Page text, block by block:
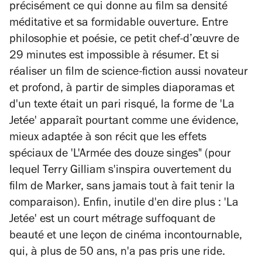
précisément ce qui donne au film sa densité
méditative et sa formidable ouverture. Entre
philosophie et poésie, ce petit chef-d’œuvre de
29 minutes est impossible à résumer. Et si
réaliser un film de science-fiction aussi novateur
et profond, à partir de simples diaporamas et
d'un texte était un pari risqué, la forme de 'La
Jetée' apparaît pourtant comme une évidence,
mieux adaptée à son récit que les effets
spéciaux de 'L'Armée des douze singes" (pour
lequel Terry Gilliam s'inspira ouvertement du
film de Marker, sans jamais tout à fait tenir la
comparaison). Enfin, inutile d'en dire plus : 'La
Jetée' est un court métrage suffoquant de
beauté et une leçon de cinéma incontournable,
qui, à plus de 50 ans, n'a pas pris une ride.